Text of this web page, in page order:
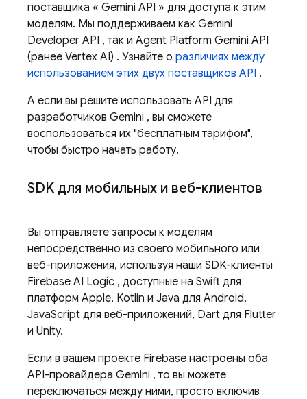
поставщика « Gemini API » для доступа к этим
моделям. Мы поддерживаем как Gemini
Developer API , так и Agent Platform Gemini API
(ранее Vertex AI) . Узнайте о различиях между
использованием этих двух поставщиков API .
А если вы решите использовать API для
разработчиков Gemini , вы сможете
воспользоваться их "бесплатным тарифом",
чтобы быстро начать работу.
SDK для мобильных и веб-клиентов
Вы отправляете запросы к моделям
непосредственно из своего мобильного или
веб-приложения, используя наши SDK-клиенты
Firebase AI Logic , доступные на Swift для
платформ Apple, Kotlin и Java для Android,
JavaScript для веб-приложений, Dart для Flutter
и Unity.
Если в вашем проекте Firebase настроены оба
API-провайдера Gemini , то вы можете
переключаться между ними, просто включив